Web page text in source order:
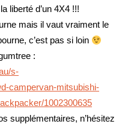
liberté d’un 4X4 !!!
mais il vaut vraiment le
c’est pas si loin
:
s-
campervan-mitsubishi-
1002300635
supplémentaires, n’hésitez